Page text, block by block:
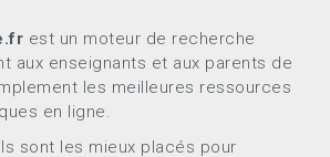
est un moteur de recherche
aux enseignants et aux parents de
les meilleures ressources
en ligne.
sont les mieux placés pour